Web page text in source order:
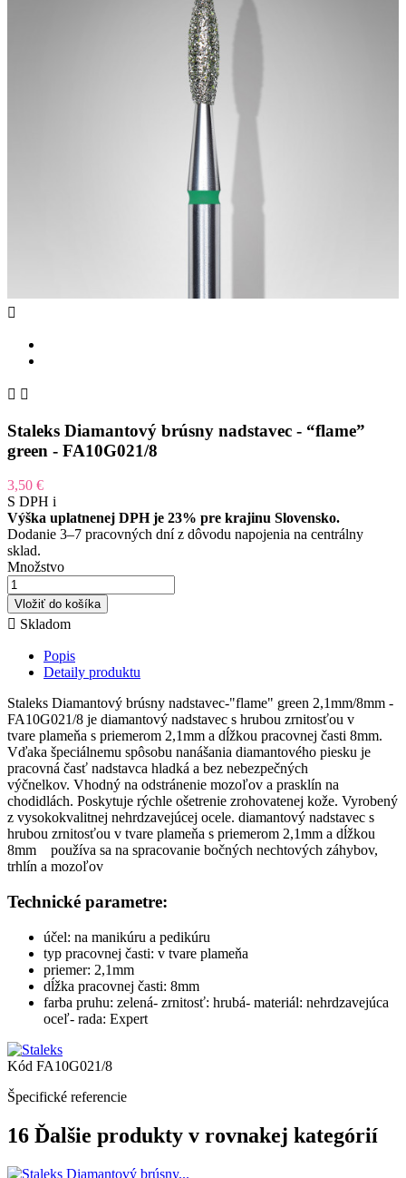

 
Staleks Diamantový brúsny nadstavec - “flame”
green - FA10G021/8
3,50 €
S DPH i
Výška uplatnenej DPH je 23% pre krajinu Slovensko.
Dodanie 3–7 pracovných dní z dôvodu napojenia na centrálny
sklad.
Množstvo
Vložiť do košíka
 Skladom
Popis
Detaily produktu
Staleks Diamantový brúsny nadstavec-"flame" green 2,1mm/8mm -
FA10G021/8 je diamantový nadstavec s hrubou zrnitosťou v
tvare plameňa s priemerom 2,1mm a dĺžkou pracovnej časti 8mm.
Vďaka špeciálnemu spôsobu nanášania diamantového piesku je
pracovná časť nadstavca hladká a bez nebezpečných
výčnelkov. Vhodný na odstránenie mozoľov a prasklín na
chodidlách. Poskytuje rýchle ošetrenie zrohovatenej kože. Vyrobený
z vysokokvalitnej nehrdzavejúcej ocele. diamantový nadstavec s
hrubou zrnitosťou v tvare plameňa s priemerom 2,1mm a dĺžkou
8mm používa sa na spracovanie bočných nechtových záhybov,
trhlín a mozoľov
Technické parametre:
účel: na manikúru a pedikúru
typ pracovnej časti: v tvare plameňa
priemer: 2,1mm
dĺžka pracovnej časti: 8mm
farba pruhu: zelená- zrnitosť: hrubá- materiál: nehrdzavejúca
oceľ- rada: Expert
Kód FA10G021/8
Špecifické referencie
16 Ďalšie produkty v rovnakej kategórií